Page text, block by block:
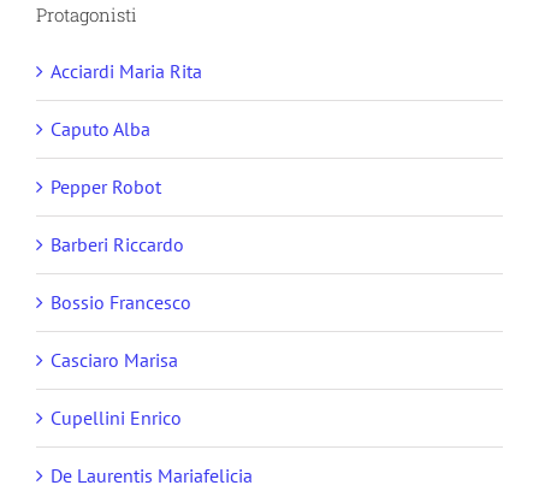
Protagonisti
Acciardi Maria Rita
Caputo Alba
Pepper Robot
Barberi Riccardo
Bossio Francesco
Casciaro Marisa
Cupellini Enrico
De Laurentis Mariafelicia